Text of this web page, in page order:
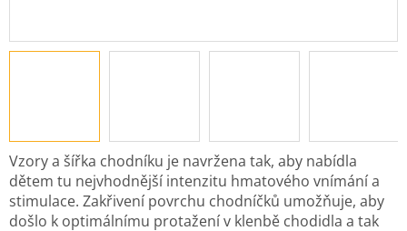
Vzory a šířka chodníku je navržena tak, aby nabídla
dětem tu nejvhodnější intenzitu hmatového vnímání a
stimulace. Zakřivení povrchu chodníčků umožňuje, aby
došlo k optimálnímu protažení v klenbě chodidla a tak